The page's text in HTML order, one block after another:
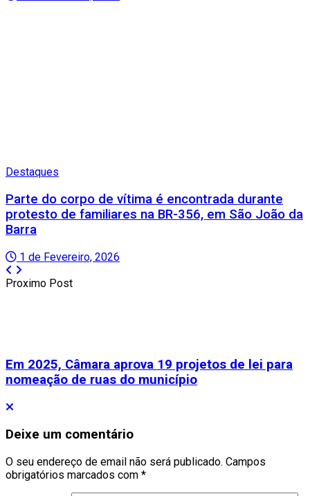
Destaques
Parte do corpo de vítima é encontrada durante
protesto de familiares na BR-356, em São João da
Barra
1 de Fevereiro, 2026
Proximo Post
Em 2025, Câmara aprova 19 projetos de lei para
nomeação de ruas do município
Deixe um comentário
O seu endereço de email não será publicado. Campos
obrigatórios marcados com *